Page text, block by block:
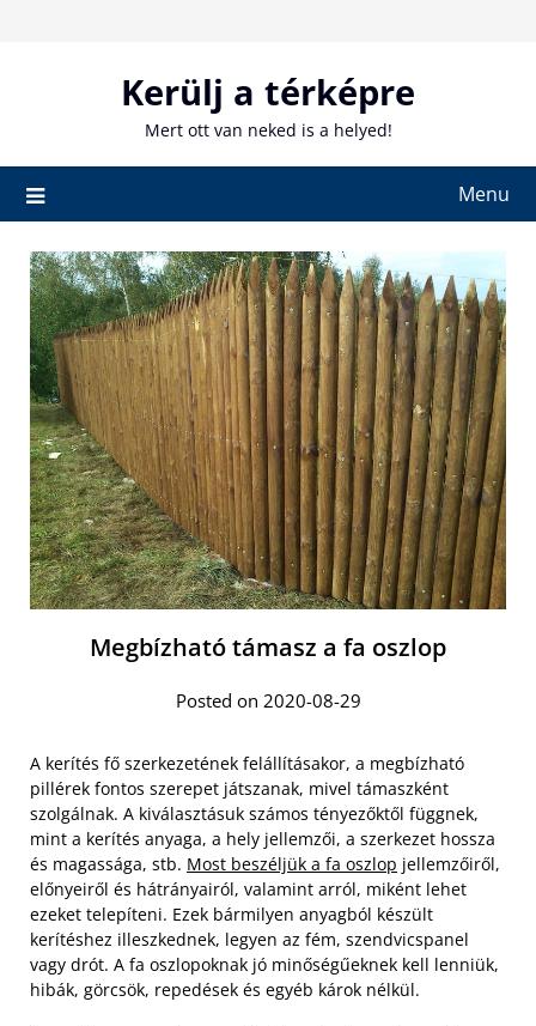
Kerülj a térképre
Mert ott van neked is a helyed!
Menu
Megbízható támasz a fa oszlop
Posted on 2020-08-29
A kerítés fő szerkezetének felállításakor, a megbízható
pillérek fontos szerepet játszanak, mivel támaszként
szolgálnak. A kiválasztásuk számos tényezőktől függnek,
mint a kerítés anyaga, a hely jellemzői, a szerkezet hossza
és magassága, stb. Most beszéljük a fa oszlop jellemzőiről,
előnyeiről és hátrányairól, valamint arról, miként lehet
ezeket telepíteni. Ezek bármilyen anyagból készült
kerítéshez illeszkednek, legyen az fém, szendvicspanel
vagy drót. A fa oszlopoknak jó minőségűeknek kell lenniük,
hibák, görcsök, repedések és egyéb károk nélkül.